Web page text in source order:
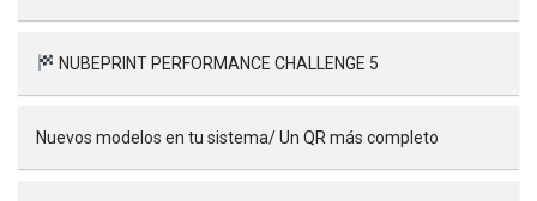
NUBEPRINT PERFORMANCE CHALLENGE 5
Nuevos modelos en tu sistema/ Un QR más completo